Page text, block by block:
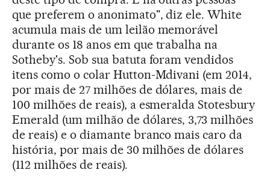
que preferem o anonimato", diz ele. White
acumula mais de um leilão memorável
durante os 18 anos em que trabalha na
Sotheby's. Sob sua batuta foram vendidos
itens como o colar Hutton-Mdivani (em 2014,
por mais de 27 milhões de dólares, mais de
100 milhões de reais), a esmeralda Stotesbury
Emerald (um milhão de dólares, 3,73 milhões
de reais) e o diamante branco mais caro da
história, por mais de 30 milhões de dólares
(112 milhões de reais).